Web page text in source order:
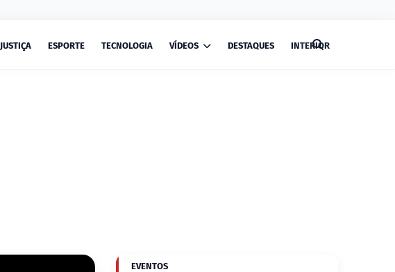
JUSTIÇA ESPORTE TECNOLOGIA VÍDEOS DESTAQUES INTERIOR
EVENTOS